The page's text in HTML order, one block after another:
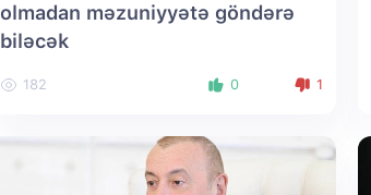
olmadan məzuniyyətə göndərə
biləcək
182 0 1